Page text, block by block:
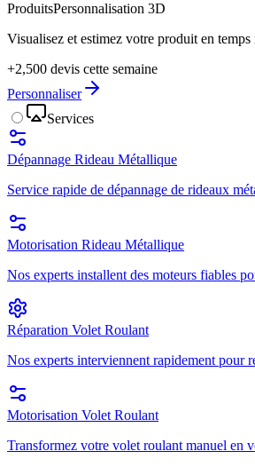
ProduitsPersonnalisation 3D
Visualisez et estimez votre produit en temps
+2,500 devis cette semaine
Personnaliser
Services
Dépannage Rideau Métallique
Service rapide de dépannage de rideaux
Motorisation Rideau Métallique
Nos experts installent des moteurs fiables
Réparation Volet Roulant
Nos experts interviennent rapidement pour
Motorisation Volet Roulant
Transformez votre volet roulant manuel en